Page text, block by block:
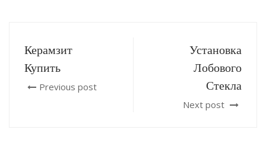
Керамзит
Купить
Previous post
Установка
Лобового
Стекла
Next post